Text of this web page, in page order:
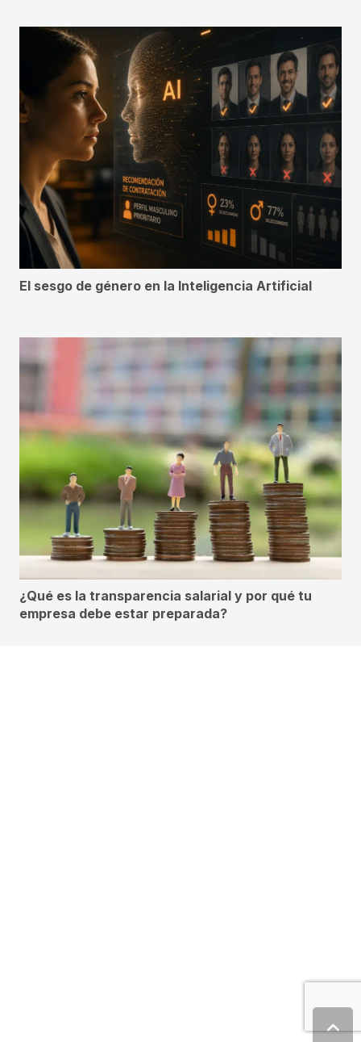
El sesgo de género en la Inteligencia Artificial
¿Qué es la transparencia salarial y por qué tu
empresa debe estar preparada?